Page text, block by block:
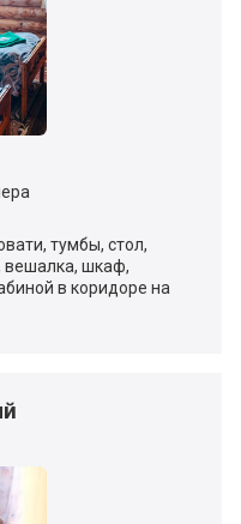
тумбы, стол,
вешалка, шкаф,
в коридоре на